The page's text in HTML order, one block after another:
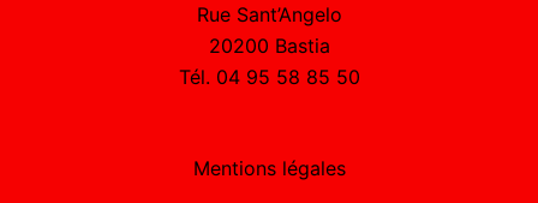
Rue Sant’Angelo
20200 Bastia
Tél. 04 95 58 85 50
Mentions légales